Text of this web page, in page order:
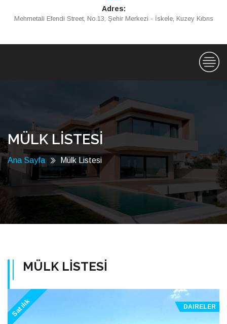
Adres:
Mehmetali Efendi Street, No.13, Şehir Merkezi - İskele, Kuzey Kıbrıs
MÜLK LİSTESİ
Ana Sayfa Mülk Listesi
MÜLK LİSTESİ
Satılık DAIRELER